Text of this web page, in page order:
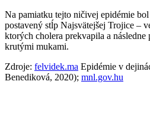
Na pamiatku tejto ničivej epidémie
postavený stĺp Najsvätejšej Trojice –
ktorých cholera prekvapila a
krutými mukami.
Zdroje: felvidek.ma Epidémie v
Benediková, 2020); mnl.gov.hu